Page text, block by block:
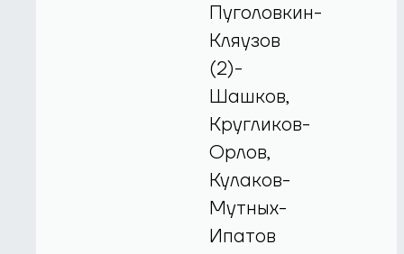
Пуголовкин-
Кляузов
(2)-
Шашков,
Кругликов-
Орлов,
Кулаков-
Мутных-
Ипатов